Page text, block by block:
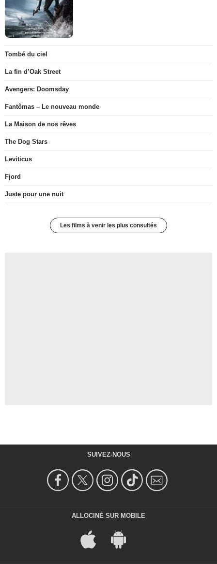
Tombé du ciel
La fin d’Oak Street
Avengers: Doomsday
Fantômas – Le nouveau monde
La Maison de nos rêves
The Dog Stars
Leviticus
Fjord
Juste pour une nuit
Les films à venir les plus consultés
SUIVEZ-NOUS
ALLOCINÉ SUR MOBILE